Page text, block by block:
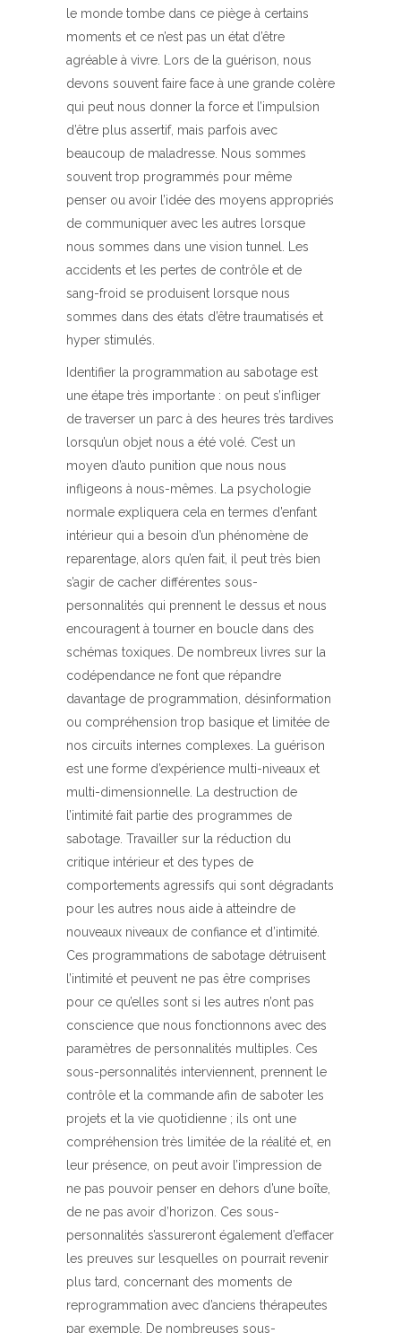
le monde tombe dans ce piège à certains
moments et ce n’est pas un état d’être
agréable à vivre. Lors de la guérison, nous
devons souvent faire face à une grande colère
qui peut nous donner la force et l’impulsion
d’être plus assertif, mais parfois avec
beaucoup de maladresse. Nous sommes
souvent trop programmés pour même
penser ou avoir l’idée des moyens appropriés
de communiquer avec les autres lorsque
nous sommes dans une vision tunnel. Les
accidents et les pertes de contrôle et de
sang-froid se produisent lorsque nous
sommes dans des états d’être traumatisés et
hyper stimulés.
Identifier la programmation au sabotage est
une étape très importante : on peut s’infliger
de traverser un parc à des heures très tardives
lorsqu’un objet nous a été volé. C’est un
moyen d’auto punition que nous nous
infligeons à nous-mêmes. La psychologie
normale expliquera cela en termes d’enfant
intérieur qui a besoin d’un phénomène de
reparentage, alors qu’en fait, il peut très bien
s’agir de cacher différentes sous-
personnalités qui prennent le dessus et nous
encouragent à tourner en boucle dans des
schémas toxiques. De nombreux livres sur la
codépendance ne font que répandre
davantage de programmation, désinformation
ou compréhension trop basique et limitée de
nos circuits internes complexes. La guérison
est une forme d’expérience multi-niveaux et
multi-dimensionnelle. La destruction de
l’intimité fait partie des programmes de
sabotage. Travailler sur la réduction du
critique intérieur et des types de
comportements agressifs qui sont dégradants
pour les autres nous aide à atteindre de
nouveaux niveaux de confiance et d’intimité.
Ces programmations de sabotage détruisent
l’intimité et peuvent ne pas être comprises
pour ce qu’elles sont si les autres n’ont pas
conscience que nous fonctionnons avec des
paramètres de personnalités multiples. Ces
sous-personnalités interviennent, prennent le
contrôle et la commande afin de saboter les
projets et la vie quotidienne ; ils ont une
compréhension très limitée de la réalité et, en
leur présence, on peut avoir l’impression de
ne pas pouvoir penser en dehors d’une boîte,
de ne pas avoir d’horizon. Ces sous-
personnalités s’assureront également d’effacer
les preuves sur lesquelles on pourrait revenir
plus tard, concernant des moments de
reprogrammation avec d’anciens thérapeutes
par exemple. De nombreuses sous-